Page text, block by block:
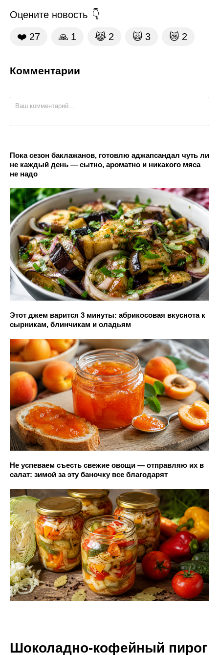
Оцените новость
❤️ 27 🙏 1 😹 2 🙀 3 😿 2
Комментарии
Пока сезон баклажанов, готовлю аджапсандал чуть ли
не каждый день — сытно, ароматно и никакого мяса
не надо
Этот джем варится 3 минуты: абрикосовая вкуснота к
сырникам, блинчикам и оладьям
Не успеваем съесть свежие овощи — отправляю их в
салат: зимой за эту баночку все благодарят
Шоколадно-кофейный пирог